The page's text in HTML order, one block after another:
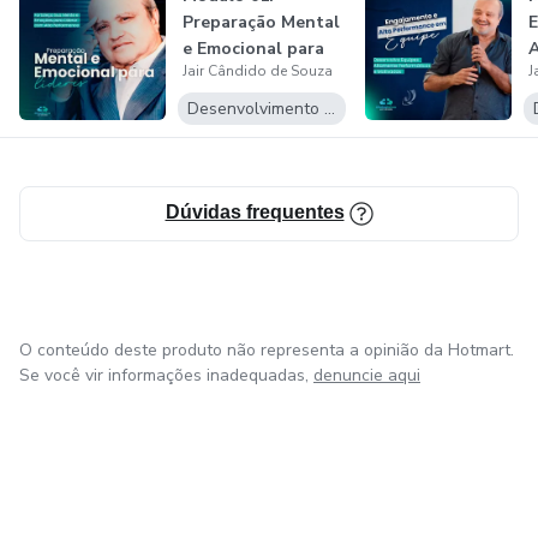
Neste módulo, você aprenderá como aplicar inovações em
gestão de custos que podem transformar a maneira como
você gerencia os recursos, aumentar a eficiência e garantir
que cada real seja aproveitado ao máximo.
Preparação Mental
e Emocional para
Líderes de Alt...
Jair Cândido de Souza
Desenvolvimento Pessoal
Dúvidas frequentes
O conteúdo deste produto não representa a opinião da Hotmart.
Se você vir informações inadequadas, denuncie aqui